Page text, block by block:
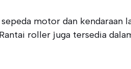
motor dan kendaraan
roller juga tersedia